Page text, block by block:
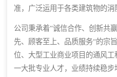
准，广泛运用于各类建筑物的
公司秉承着“诚信合作、创新共
先、顾客至上、品质服务“的宗
位、大型工业商业项目的通风
一大批专业人才，业绩持续稳